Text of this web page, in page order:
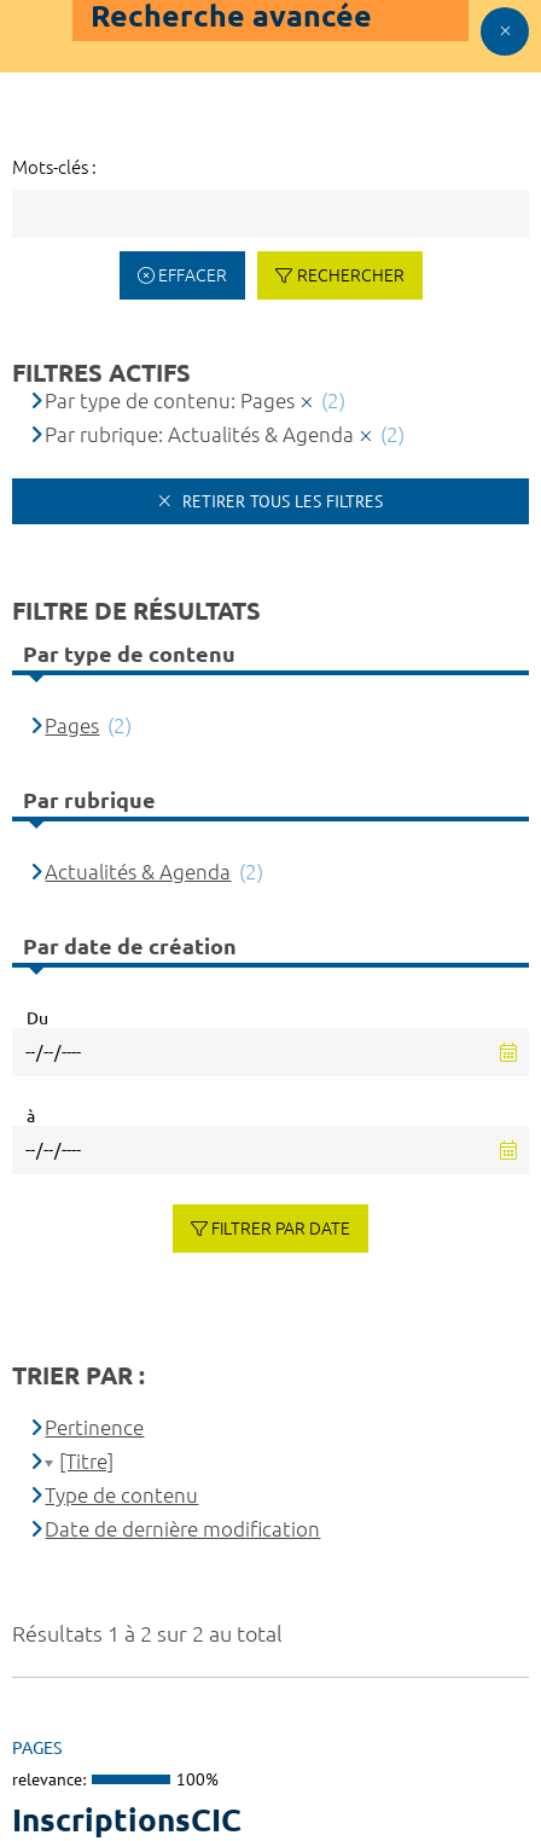
Recherche avancée
Mots-clés :
EFFACER RECHERCHER
Résultats 1 à 2 sur 2 au total
PAGES
relevance: 100%
InscriptionsCIC
FILTRES ACTIFS
Par type de contenu: Pages
(2)
Par rubrique: Actualités & Agenda
(2)
RETIRER TOUS LES FILTRES
FILTRE DE RÉSULTATS
Par type de contenu
Pages (2)
Par rubrique
Actualités & Agenda (2)
Par date de création
Du
à
FILTRER PAR DATE
TRIER PAR :
Pertinence
[Titre]
Type de contenu
Date de dernière modification